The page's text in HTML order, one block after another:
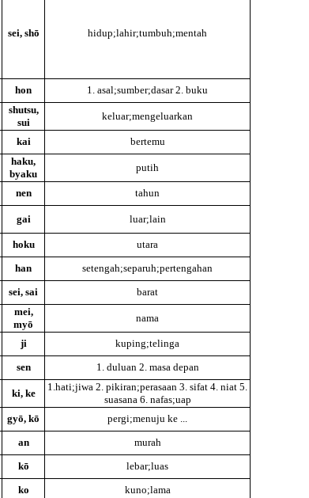
sei, shō hidup;lahir;tumbuh;mentah
hon 1. asal;sumber;dasar 2. buku
shutsu,
sui
keluar;mengeluarkan
kai bertemu
haku,
byaku
putih
nen tahun
gai luar;lain
hoku utara
han setengah;separuh;pertengahan
sei, sai barat
mei,
myō
nama
ji kuping;telinga
sen 1. duluan 2. masa depan
ki, ke
1.hati;jiwa 2. pikiran;perasaan 3. sifat 4. niat 5.
suasana 6. nafas;uap
gyō, kō pergi;menuju ke ...
an murah
kō lebar;luas
ko kuno;lama